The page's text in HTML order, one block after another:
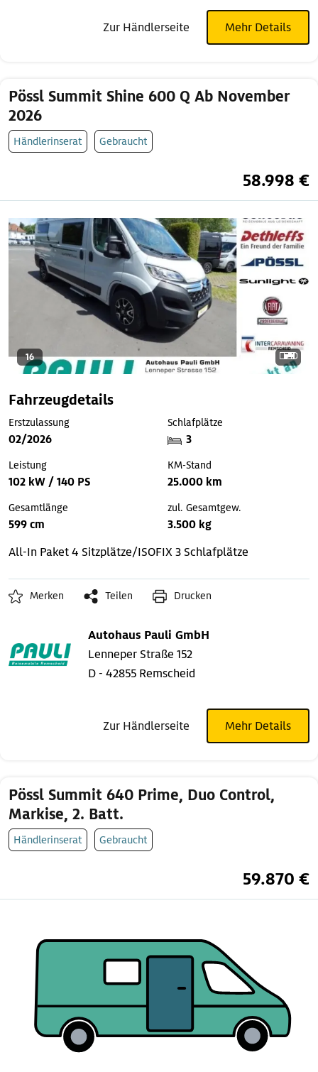
Zur Händlerseite Mehr Details
Pössl Summit Shine 600 Q Ab November
2026
Händlerinserat Gebraucht
58.998 €
16
Fahrzeugdetails
Erstzulassung
02/2026
Schlafplätze
3
Leistung
102 kW / 140 PS
KM-Stand
25.000 km
Gesamtlänge
599 cm
zul. Gesamtgew.
3.500 kg
All-In Paket4 Sitzplätze/ISOFIX 3 Schlafplätze
Merken Teilen Drucken
Autohaus Pauli GmbH
Lenneper Straße 152
D - 42855 Remscheid
Zur Händlerseite Mehr Details
Pössl Summit 640 Prime, Duo Control,
Markise, 2. Batt.
Händlerinserat Gebraucht
59.870 €